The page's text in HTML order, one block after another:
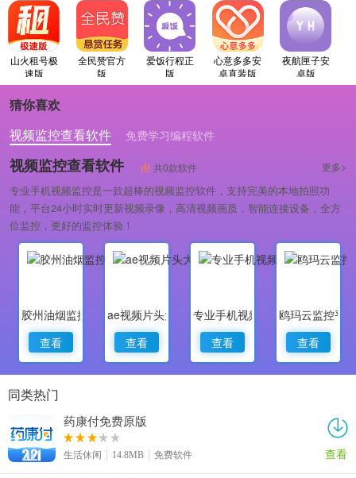
山火租号极
速版
全民赞官方
版
爱饭行程正
版
心意多多安
卓直装版
夜航匣子安
卓版
猜你喜欢
视频监控查看软件
免费学习编程软件
专业做婚礼策划的软件
视频监控查看软件 共0款软件 更多>
专业手机视频监控是一款超棒的视频监控软件，支持完美的本地拍照功
能，平台24小时实时更新视频录像，高清视频画质，智能连接设备，全方
位监控，更好的监控体验！
胶州油烟监控
查看
ae视频片头大师
查看
专业手机视频监控
查看
鸥玛云监控平
查看
同类热门
药康付免费原版
生活休闲 14.8MB 免费软件 查看